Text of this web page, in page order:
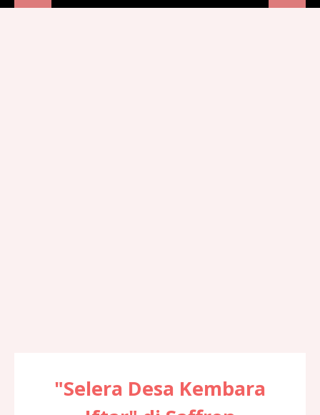
"Selera Desa Kembara